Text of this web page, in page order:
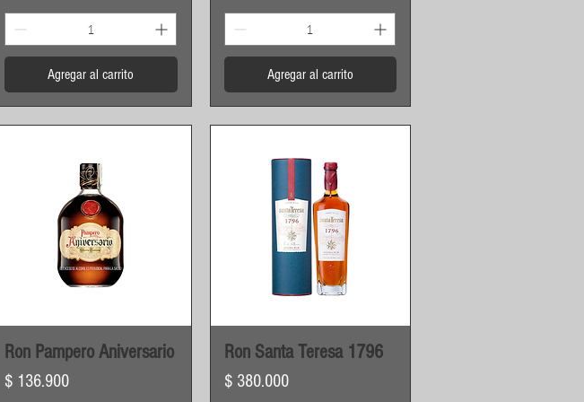
Agregar al carrito Agregar al carrito
Vista rápida
Ron Pampero Aniversario
Precio
$ 136.900
Vista rápida
Ron Santa Teresa 1796
Precio
$ 380.000